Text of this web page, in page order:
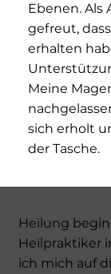
Ebenen. Als
gefreut,
erhalten
Meine
sich erholt
der Tasche.
Heilung
Heilpraktiker
ich mich auf